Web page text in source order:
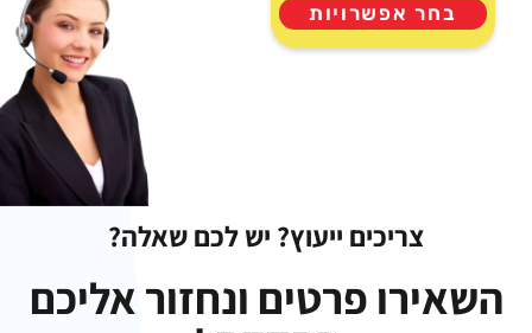
בחר אפשרויות
צריכים ייעוץ? יש לכם שאלה?
השאירו פרטים ונחזור אליכם